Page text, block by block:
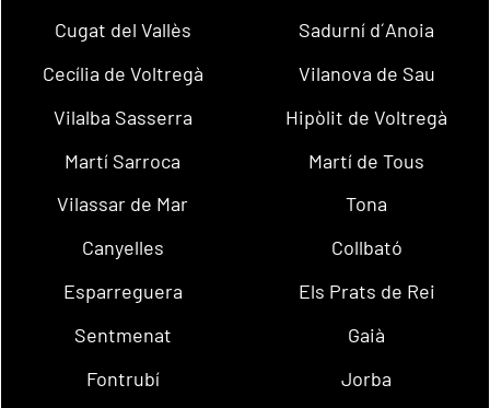
Cugat del Vallès
Sadurní d´Anoia
Cecília de Voltregà
Vilanova de Sau
Vilalba Sasserra
Hipòlit de Voltregà
Martí Sarroca
Martí de Tous
Vilassar de Mar
Tona
Canyelles
Collbató
Esparreguera
Els Prats de Rei
Sentmenat
Gaià
Fontrubí
Jorba